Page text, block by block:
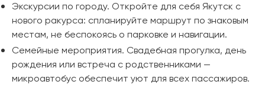
Экскурсии по городу. Откройте для себя Якутск с
нового ракурса: спланируйте маршрут по знаковым
местам, не беспокоясь о парковке и навигации.
Семейные мероприятия. Свадебная прогулка, день
рождения или встреча с родственниками —
микроавтобус обеспечит уют для всех пассажиров.